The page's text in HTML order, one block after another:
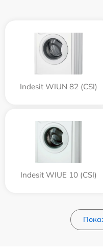
Indesit WIUN 82 (CSI)
Indesit WIUE 10 (CSI)